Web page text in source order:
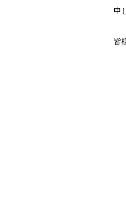
申
皆